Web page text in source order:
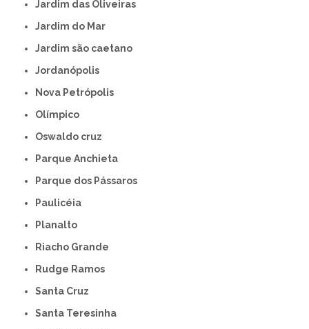
Jardim das Oliveiras
Jardim do Mar
Jardim são caetano
Jordanópolis
Nova Petrópolis
Olímpico
Oswaldo cruz
Parque Anchieta
Parque dos Pássaros
Paulicéia
Planalto
Riacho Grande
Rudge Ramos
Santa Cruz
Santa Teresinha